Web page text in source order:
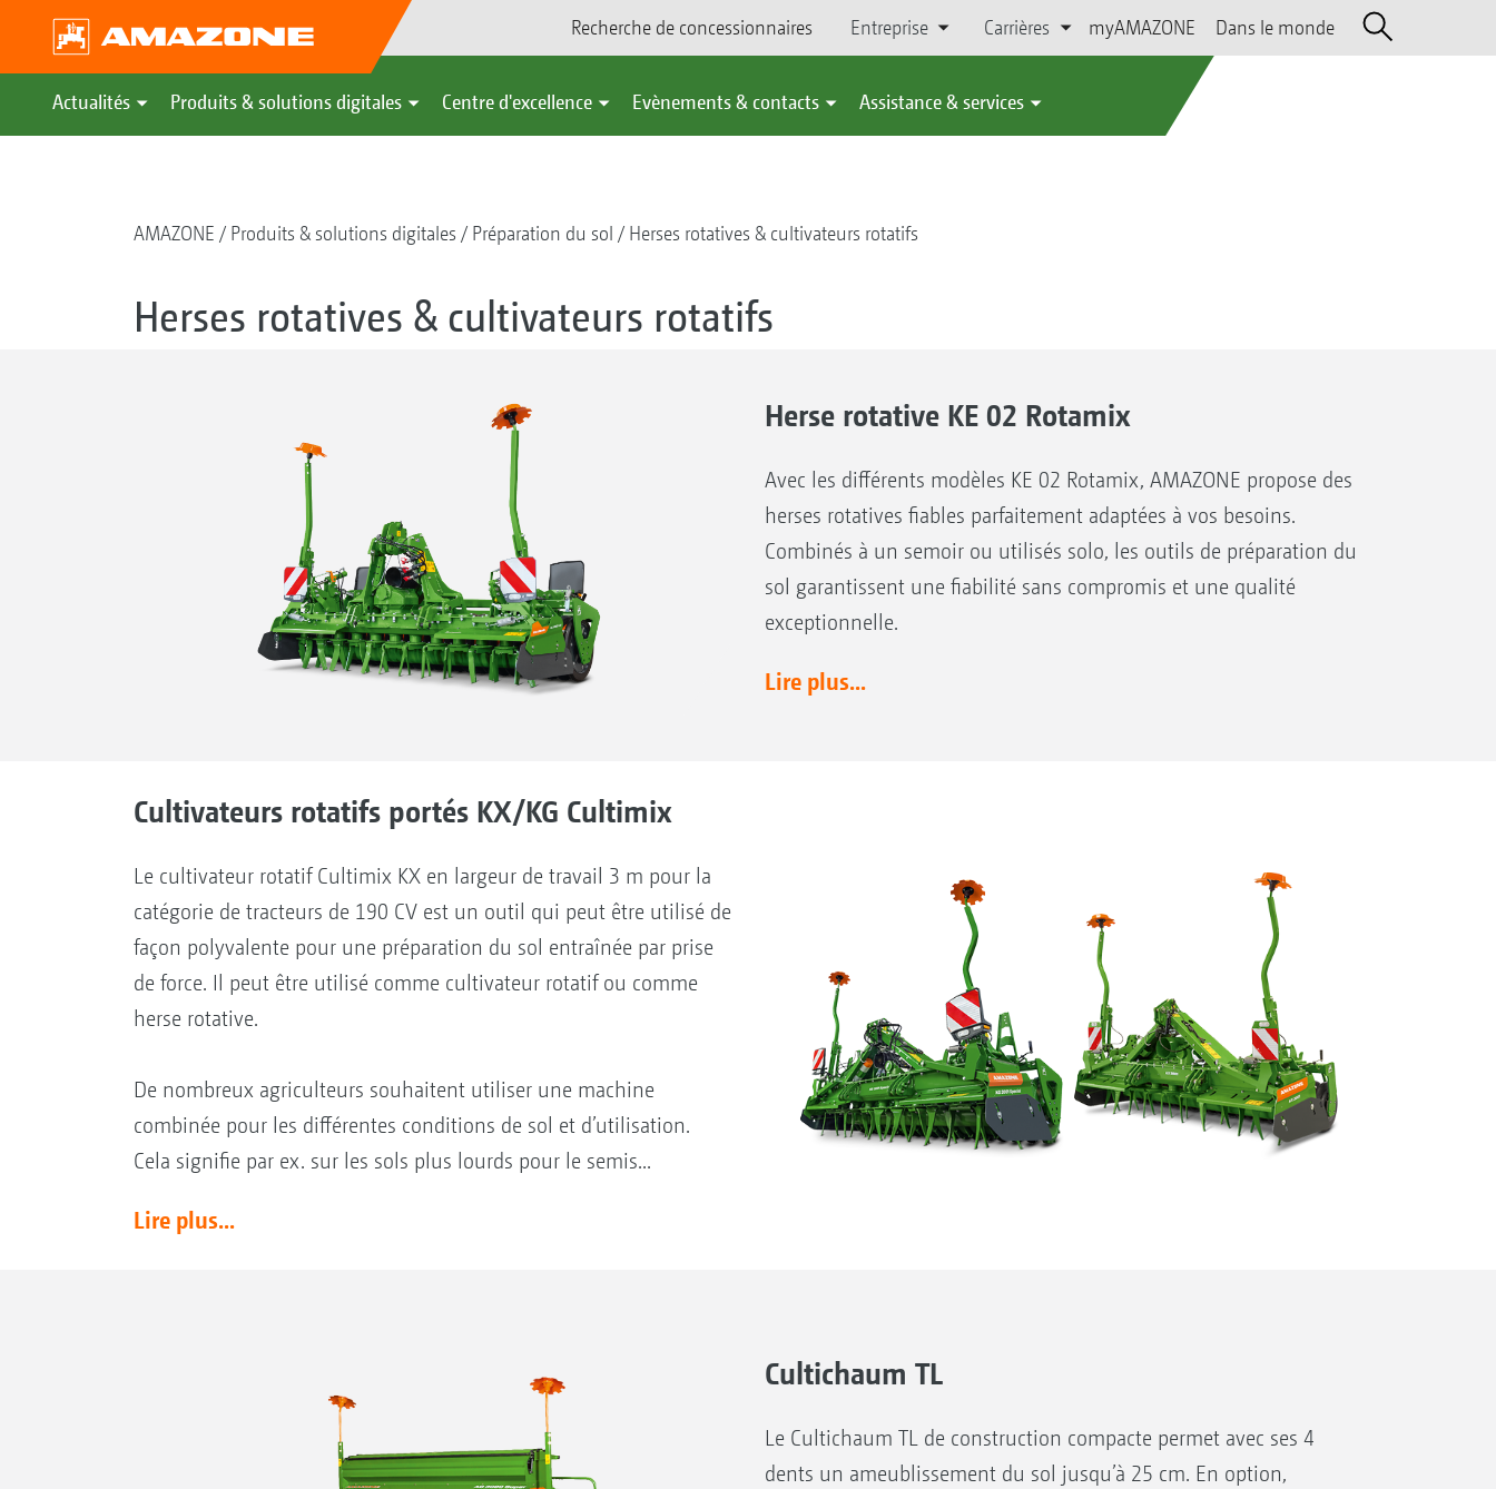
Recherche de concessionnaires Entreprise Carrières myAMAZONE Dans le monde
Actualités Produits & solutions digitales Centre d'excellence Evènements & contacts Assistance & services
AMAZONE Produits & solutions digitales Préparation du sol Herses rotatives & cultivateurs rotatifs
Herses rotatives & cultivateurs rotatifs
Herse rotative KE 02 Rotamix
Avec les différents modèles KE 02 Rotamix, AMAZONE propose des
herses rotatives fiables parfaitement adaptées à vos besoins.
Combinés à un semoir ou utilisés solo, les outils de préparation du
sol garantissent une fiabilité sans compromis et une qualité
exceptionnelle.
Lire plus...
Cultivateurs rotatifs portés KX/KG Cultimix
Le cultivateur rotatif Cultimix KX en largeur de travail 3 m pour la
catégorie de tracteurs de 190 CV est un outil qui peut être utilisé de
façon polyvalente pour une préparation du sol entraînée par prise
de force. Il peut être utilisé comme cultivateur rotatif ou comme
herse rotative.
De nombreux agriculteurs souhaitent utiliser une machine
combinée pour les différentes conditions de sol et d’utilisation.
Cela signifie par ex. sur les sols plus lourds pour le semis...
Lire plus...
Cultichaum TL
Le Cultichaum TL de construction compacte permet avec ses 4
dents un ameublissement du sol jusqu’à 25 cm. En option,